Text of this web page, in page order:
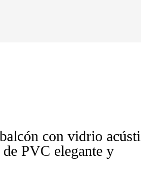
con vidrio
PVC elegante y